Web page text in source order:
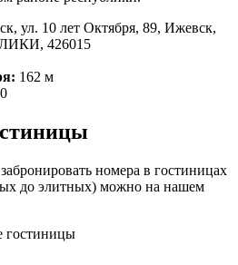
ул. 10 лет Октября, 89, Ижевск,
426015
162 м
номера в гостиницах
до элитных) можно на нашем
гостиницы